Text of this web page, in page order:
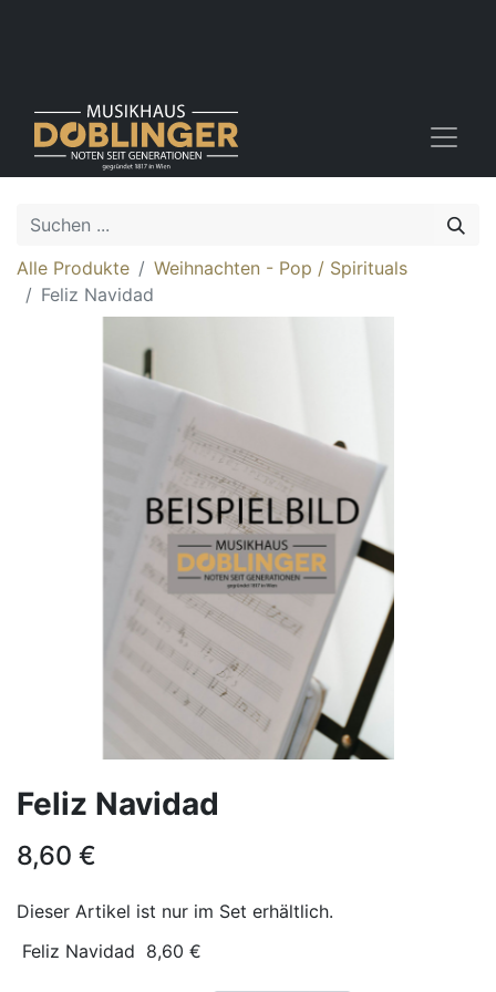
Alle Produkte
Weihnachten - Pop / Spirituals
Feliz Navidad
Feliz Navidad
8,60 €
Dieser Artikel ist nur im Set erhältlich.
Feliz Navidad 8,60 €